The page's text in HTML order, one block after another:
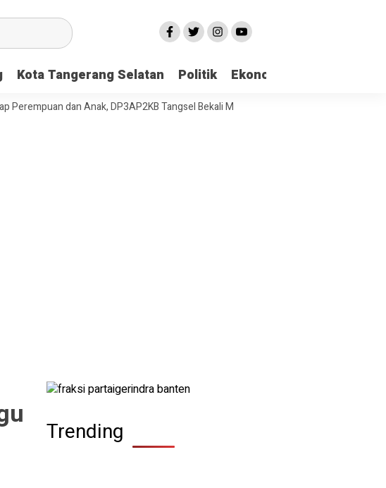
Kota Tangerang Selatan Politik Ekonomi
dan Anak, DP3AP2KB Tangsel Bekali Masyarakat Manajemen Stres dan
Trending